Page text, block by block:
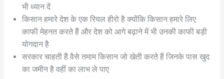
भी ध्यान दें
किसान हमारे देश के एक रियल हीरो है क्योंकि किसान हमारे लिए
काफी मेहनत करते हैं और देश को आगे बढ़ाने में भी उनकी काफी बड़ी
योगदान है
सरकार चाहती हैं वैसे तमाम किसान जो खेती करते हैं जिनके पास खुद
का जमीन है वहीं का लाभ ले पाए